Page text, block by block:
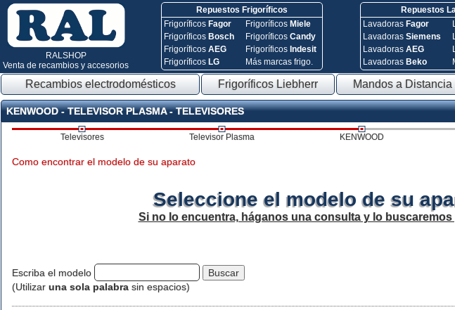
RALSHOP
Venta de recambios y accesorios
Repuestos Frigoríficos
Frigoríficos Fagor
Frigoríficos Bosch
FrigoríficosAEG
Frigoríficos LG
Frigoríficos Miele
FrigoríficosCandy
Frigoríficos Indesit
Más marcas frigo.
Repuestos
Lavadoras Fagor
Lavadoras Siemens
Lavadoras AEG
Lavadoras Beko
Recambios electrodomésticos Frigoríficos Liebherr Mandos a Distancia
KENWOOD - TELEVISOR PLASMA - TELEVISORES
Televisores Televisor Plasma KENWOOD
Como encontrar el modelo de su aparato
Seleccione el modelo de su
Si no lo encuentra, háganos una consulta y lo buscaremos
Escriba el modelo
(Utilizar una sola palabra sin espacios)